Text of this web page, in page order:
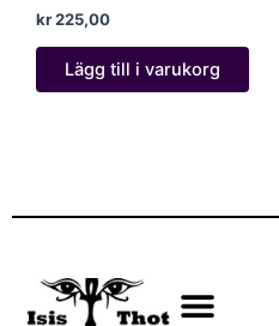
kr225,00
Lägg till i varukorg